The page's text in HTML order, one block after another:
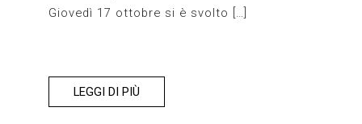
Giovedì 17 ottobre si è svolto […]
LEGGI DI PIÙ